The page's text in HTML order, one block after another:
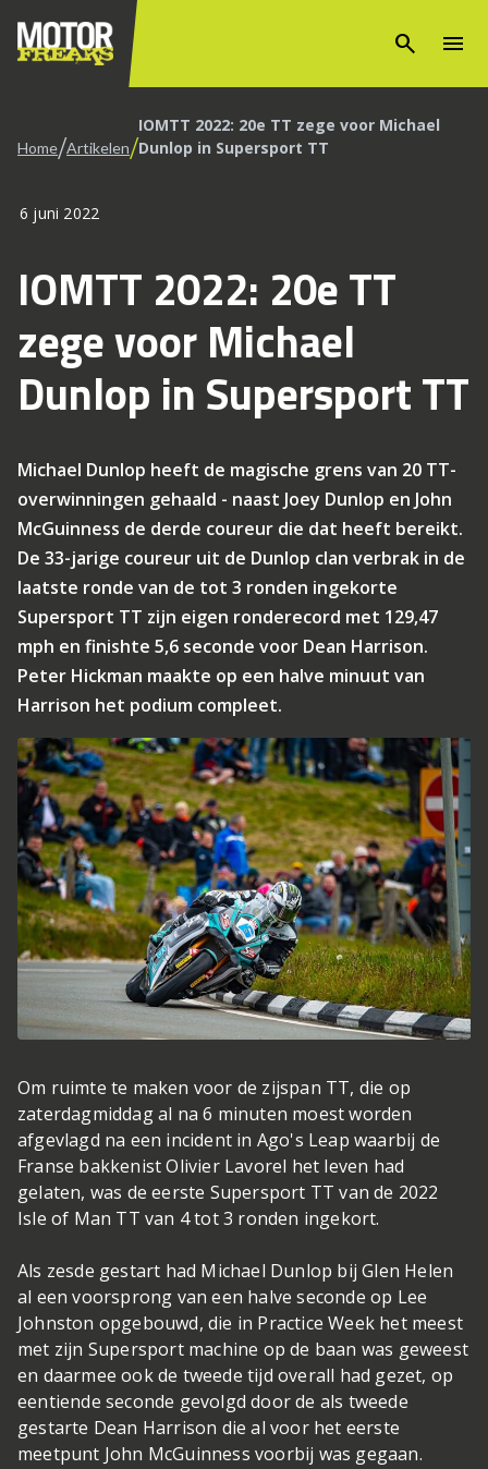
search menu
Home/Artikelen/IOMTT 2022: 20e TT zege voor Michael
Dunlop in Supersport TT
6 juni 2022
IOMTT 2022: 20e TT
zege voor Michael
Dunlop in Supersport TT
Michael Dunlop heeft de magische grens van 20 TT-
overwinningen gehaald - naast Joey Dunlop en John
McGuinness de derde coureur die dat heeft bereikt.
De 33-jarige coureur uit de Dunlop clan verbrak in de
laatste ronde van de tot 3 ronden ingekorte
Supersport TT zijn eigen ronderecord met 129,47
mph en finishte 5,6 seconde voor Dean Harrison.
Peter Hickman maakte op een halve minuut van
Harrison het podium compleet.
Om ruimte te maken voor de zijspan TT, die op
zaterdagmiddag al na 6 minuten moest worden
afgevlagd na een incident in Ago's Leap waarbij de
Franse bakkenist Olivier Lavorel het leven had
gelaten, was de eerste Supersport TT van de 2022
Isle of Man TT van 4 tot 3 ronden ingekort.
Als zesde gestart had Michael Dunlop bij Glen Helen
al een voorsprong van een halve seconde op Lee
Johnston opgebouwd, die in Practice Week het meest
met zijn Supersport machine op de baan was geweest
en daarmee ook de tweede tijd overall had gezet, op
eentiende seconde gevolgd door de als tweede
gestarte Dean Harrison die al voor het eerste
meetpunt John McGuinness voorbij was gegaan.